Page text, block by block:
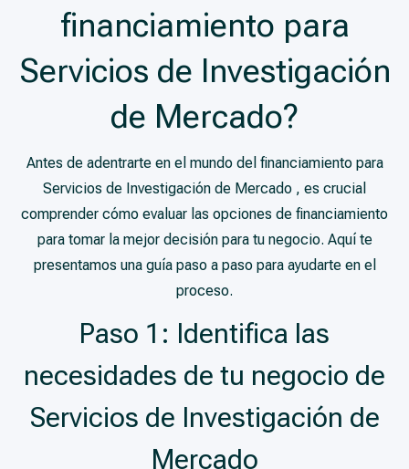
financiamiento para
Servicios de Investigación
de Mercado?
Antes de adentrarte en el mundo del financiamiento para
Servicios de Investigación de Mercado , es crucial
comprender cómo evaluar las opciones de financiamiento
para tomar la mejor decisión para tu negocio. Aquí te
presentamos una guía paso a paso para ayudarte en el
proceso.
Paso 1: Identifica las
necesidades de tu negocio de
Servicios de Investigación de
Mercado